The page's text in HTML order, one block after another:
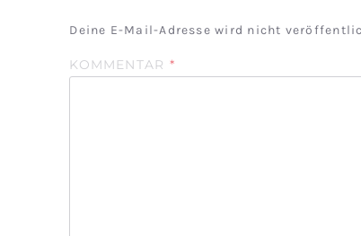
Deine E-Mail-Adresse wird nicht
KOMMENTAR *